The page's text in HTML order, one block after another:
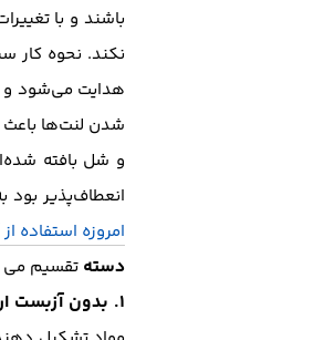
باشند و با
نکند. نحوه کار
هدایت می‌شود و
شدن لنت‌ها باعث
و شل بافته
انعطاف‌پذیر
امروزه استفاده
دسته تقسیم می
1. بدون آزبست